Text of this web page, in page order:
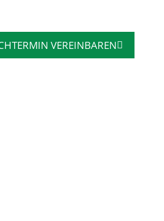
VEREINBAREN